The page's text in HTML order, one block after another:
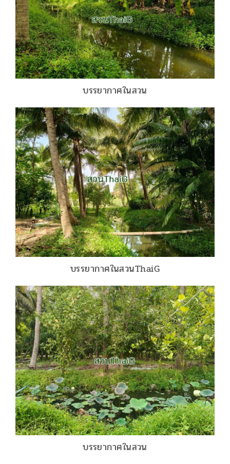
บรรยากาศในสวน
บรรยากาศในสวนThaiG
บรรยากาศในสวน